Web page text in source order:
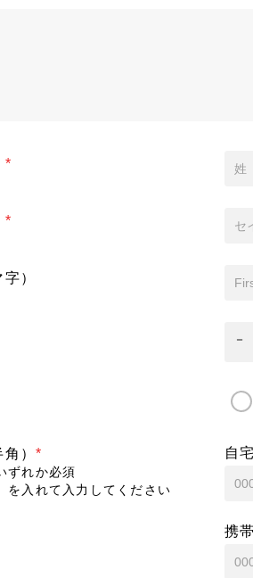
*
*
）
角）*
ずれか必須
入れて入力してください
自宅
携帯